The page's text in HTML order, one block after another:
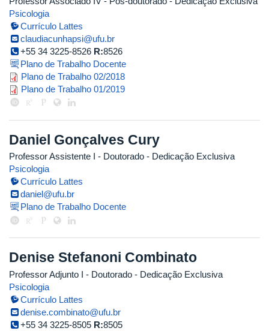
Psicologia
Currículo Lattes
claudiacunhapsi@ufu.br
+55 34 3225-8526 R:8526
Plano de Trabalho Docente
Plano de Trabalho 02/2018
Plano de Trabalho 01/2019
Daniel Gonçalves Cury
Professor Assistente I - Doutorado - Dedicação Exclusiva
Psicologia
Currículo Lattes
daniel@ufu.br
Plano de Trabalho Docente
Denise Stefanoni Combinato
Professor Adjunto I - Doutorado - Dedicação Exclusiva
Psicologia
Currículo Lattes
denise.combinato@ufu.br
+55 34 3225-8505 R:8505